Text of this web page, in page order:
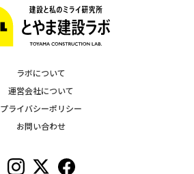
ラボについて
運営会社について
プライバシーポリシー
お問い合わせ